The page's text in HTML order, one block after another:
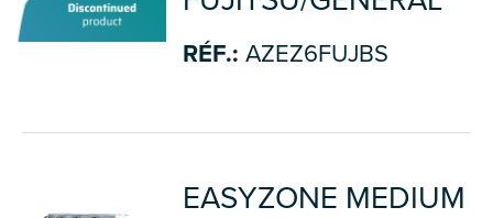
RÉF.: AZEZ6FUJBS
EASYZONE MEDIUM